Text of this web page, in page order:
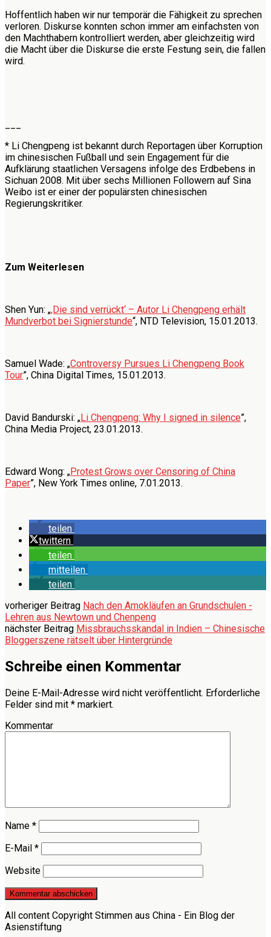
Hoffentlich haben wir nur temporär die Fähigkeit zu sprechen
verloren. Diskurse konnten schon immer am einfachsten von
den Machthabern kontrolliert werden, aber gleichzeitig wird
die Macht über die Diskurse die erste Festung sein, die fallen
wird.
* Li Chengpeng ist bekannt durch Reportagen über Korruption
im chinesischen Fußball und sein Engagement für die
Aufklärung staatlichen Versagens infolge des Erdbebens in
Sichuan 2008. Mit über sechs Millionen Followern auf Sina
Weibo ist er einer der populärsten chinesischen
Regierungskritiker.
Zum Weiterlesen
Shen Yun: „,Die sind verrückt‘ – Autor Li Chengpeng erhält
Mundverbot bei Signierstunde“, NTD Television, 15.01.2013.
Samuel Wade: „Controversy Pursues Li Chengpeng Book
Tour”, China Digital Times, 15.01.2013.
David Bandurski: „Li Chengpeng: Why I signed in silence”,
China Media Project, 23.01.2013.
Edward Wong: „Protest Grows over Censoring of China
Paper”, New York Times online, 7.01.2013.
teilen
twittern
teilen
mitteilen
teilen
vorheriger Beitrag Nach den Amokläufen an Grundschulen -
Lehren aus Newtown und Chenpeng
nächster Beitrag Missbrauchsskandal in Indien – Chinesische
Bloggerszene rätselt über Hintergründe
Schreibe einen Kommentar
Deine E-Mail-Adresse wird nicht veröffentlicht. Erforderliche
Felder sind mit * markiert.
Kommentar
Name *
E-Mail *
Website
All content Copyright Stimmen aus China - Ein Blog der
Asienstiftung